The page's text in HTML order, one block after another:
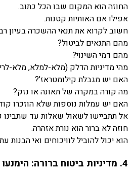
החוזה הוא המקום שבו הכל כתוב.
אפילו אם האותיות קטנות.
חשוב לקרוא את תנאי ההשכרה בעיון
מהם התנאים לביטול?
מהם דמי השינוי?
מהי מדיניות הדלק (מלא-למלא, מלא-
האם יש מגבלת קילומטראז'?
מה קורה במקרה של תאונה או נזק?
האם יש עמלות נוספות שלא הוזכרו
אל תתביישו לשאול שאלות עד שתבינו
חוזה לא ברור הוא נורת אזהרה.
הוא יכול להוביל לוויכוחים ואי הבנות
4. מדיניות ביטוח ברורה: הימנעו מהפתעות ביטוחיות